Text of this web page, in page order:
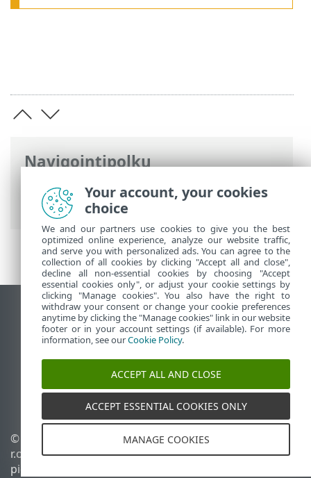
Navigointipolku
ESET-online-ohje>ESET Mobile Security>
Ohjattu aloitustoiminto
Näytä tietokonesivusto
End of Life
ESET-tietämyskanta
ESET-foorumi
ESET Status Portal
Alueellinen tuki
© 1992 - 2026 ESET, spol. s
r.o. – Kaikki oikeudet
pidätetään.
Evästeiden hallinta
Evästekäytäntö
Your account, your cookies
choice
We and our partners use cookies to give you the best
optimized online experience, analyze our website traffic,
and serve you with personalized ads. You can agree to the
collection of all cookies by clicking "Accept all and close",
decline all non-essential cookies by choosing "Accept
essential cookies only", or adjust your cookie settings by
clicking "Manage cookies". You also have the right to
withdraw your consent or change your cookie preferences
anytime by clicking the "Manage cookies" link in our website
footer or in your account settings (if available). For more
information, see ourCookie Policy.
ACCEPT ALL AND CLOSE
ACCEPT ESSENTIAL COOKIES ONLY
MANAGE COOKIES